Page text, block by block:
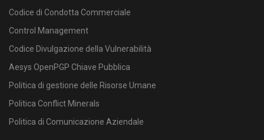
Codice di Condotta Commerciale
Control Management
Codice Divulgazione della Vulnerabilità
Aesys OpenPGP Chiave Pubblica
Politica di gestione delle Risorse Umane
Politica Conflict Minerals
Politica di Comunicazione Aziendale